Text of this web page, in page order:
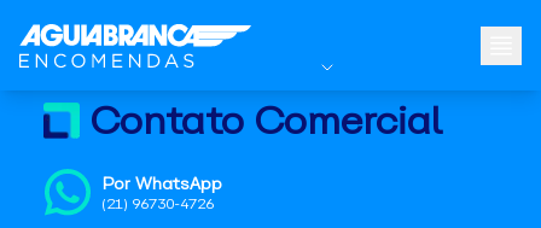
Contato Comercial
Por WhatsApp
(21) 96730-4726